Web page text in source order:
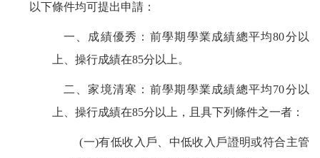
以下條件均可提出申請：
一、成績優秀：前學期學業成績總平均80分以
上、操行成績在85分以上。
二、家境清寒：前學期學業成績總平均70分以
上、操行成績在85分以上，且具下列條件之一者：
(一)有低收入戶、中低收入戶證明或符合主管